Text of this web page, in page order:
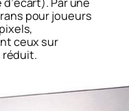
pour joueurs
ceux sur
réduit.